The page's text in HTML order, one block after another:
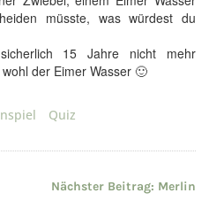
müsste, was würdest du
15 Jahre nicht mehr
der Eimer Wasser 🙂
Quiz
Nächster Beitrag: Merlin